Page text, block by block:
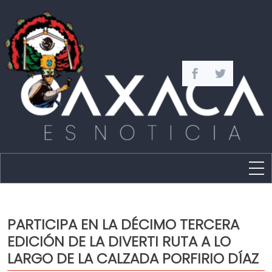
Capital
Policíaca
PARTICIPA EN LA DÉCIMO TERCERA
EDICIÓN DE LA DIVERTI RUTA A LO
LARGO DE LA CALZADA PORFIRIO DÍAZ